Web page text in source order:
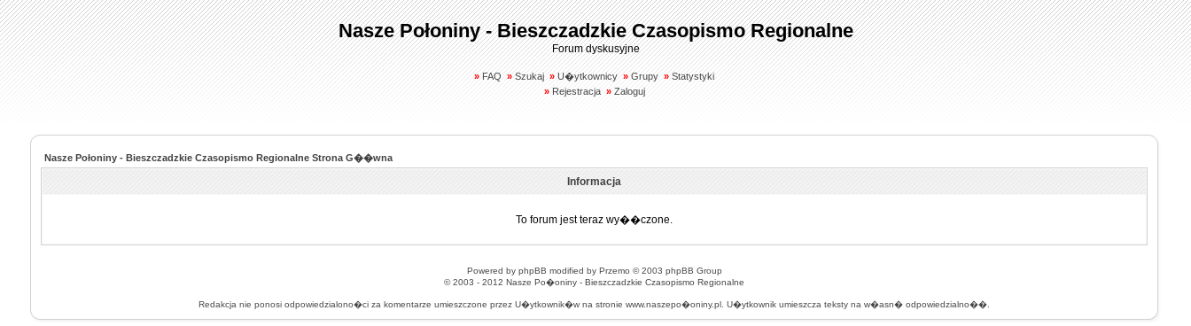
Nasze Połoniny - Bieszczadzkie Czasopismo Regionalne
Forum dyskusyjne
» FAQ » Szukaj » U�ytkownicy » Grupy » Statystyki
» Rejestracja » Zaloguj
Nasze Połoniny - Bieszczadzkie Czasopismo Regionalne Strona G��wna
Informacja
To forum jest teraz wy��czone.
Powered by phpBB modified by Przemo © 2003 phpBB Group
© 2003 - 2012 Nasze Po�oniny - Bieszczadzkie Czasopismo Regionalne
Redakcja nie ponosi odpowiedzialono�ci za komentarze umieszczone przez U�ytkownik�w na stronie www.naszepo�oniny.pl. U�ytkownik umieszcza teksty na w�asn� odpowiedzialno��.